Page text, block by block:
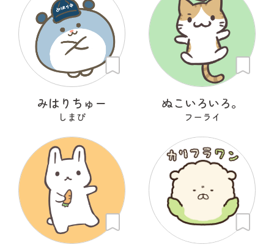
みはりちゅー
しまぴ
ぬこいろいろ。
フーライ